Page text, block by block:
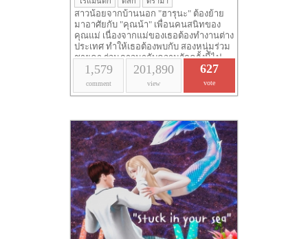
สาวน้อยจากบ้านนอก "ฮารุนะ" ต้องย้าย
มาอาศัยกับ "คุณน้า" เพื่อนคนสนิทของ
คุณแม่ เนื่องจากแม่ของเธอต้องทำงานต่าง
ประเทศ ทำให้เธอต้องพบกับ สองหนุ่มร่วม
ชายคา ร่วมภาวนากับความรักครั้งนี้ไป
พร้อมกับฮารุนะได้ ณ บัดนี้!!
1,579
comment
201,890
view
627
vote